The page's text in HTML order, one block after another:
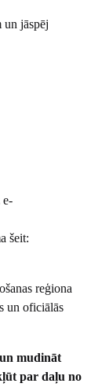
un jāspēj
e-
šeit:
reģiona
un oficiālās
mudināt
par daļu no